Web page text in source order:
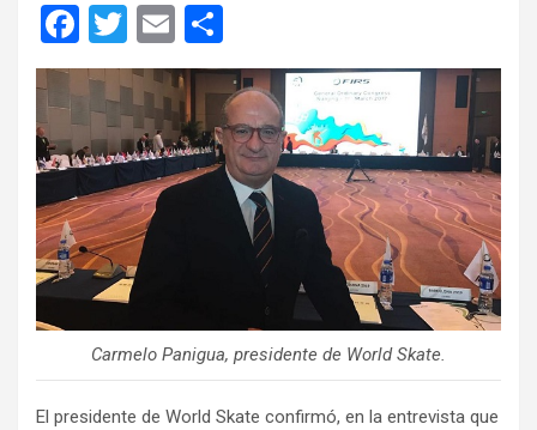
F
a
ce
b
o
o
k
T
wi
tt
er
E
m
ail
o
m
p
ar
tir
Carmelo Panigua, presidente de World Skate.
El presidente de World Skate confirmó, en la entrevista que